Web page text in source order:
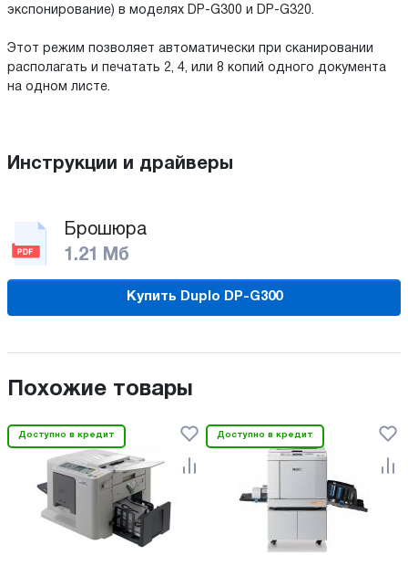
экспонирование) в моделях DP-G300 и DP-G320.
Этот режим позволяет автоматически при сканировании
располагать и печатать 2, 4, или 8 копий одного документа
на одном листе.
Инструкции и драйверы
Брошюра
1.21 Мб
Купить Duplo DP-G300
Похожие товары
Доступно в кредит Доступно в кредит